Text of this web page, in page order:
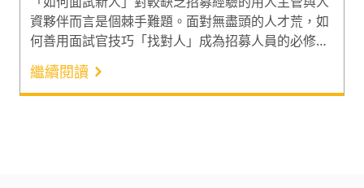
資夥伴而言是個棘手難題。面對無盡頭的人才荒，如
何善用面試官技巧「找對人」成為招募人員的必修
課！2023 年，台灣面臨人才短缺的雇主比例高達
90%¹，此外更有 3 成以上企業有「找不對人」的困擾
²。身處缺工潮，面試官該如何面試新人不違法？一起
繼續閱讀